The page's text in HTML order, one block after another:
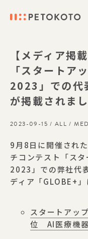
【メディア掲
「スタートア
2023」での代
が掲載されま
2023-09-15 / ALL /
9月8日に開催され
チコンテスト「ス
2023」での弊社代
ディア「GLOBE+」
スタートアッ
位 AI医療機器